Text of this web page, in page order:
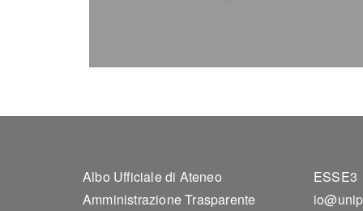
Footer 1
Albo Ufficiale di Ateneo
Amministrazione Trasparente
ESSE3